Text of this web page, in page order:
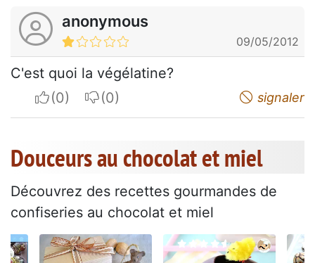
anonymous
09/05/2012
C'est quoi la végélatine?
I apreciateI do not appreciate signaler
Douceurs au chocolat et miel
Découvrez des recettes gourmandes de
confiseries au chocolat et miel